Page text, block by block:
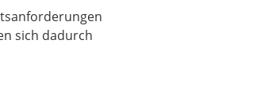
sich dadurch